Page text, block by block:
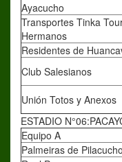
Ayacucho
Transportes Tinka
Hermanos
Residentes de
Club Salesianos
Unión Totos y Anexos
ESTADIO
Equipo A
Palmeiras de Pilacucho